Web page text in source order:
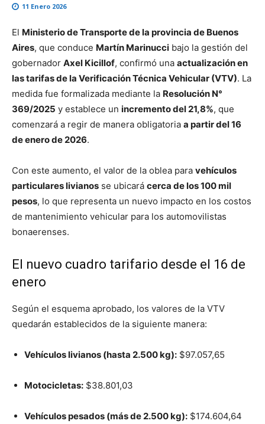
11 Enero 2026
El Ministerio de Transporte de la provincia de Buenos
Aires, que conduce Martín Marinucci bajo la gestión del
gobernador Axel Kicillof, confirmó una actualización en
las tarifas de la Verificación Técnica Vehicular (VTV). La
medida fue formalizada mediante la Resolución N°
369/2025 y establece un incremento del 21,8%, que
comenzará a regir de manera obligatoria a partir del 16
de enero de 2026.
Con este aumento, el valor de la oblea para vehículos
particulares livianos se ubicará cerca de los 100 mil
pesos, lo que representa un nuevo impacto en los costos
de mantenimiento vehicular para los automovilistas
bonaerenses.
El nuevo cuadro tarifario desde el 16 de
enero
Según el esquema aprobado, los valores de la VTV
quedarán establecidos de la siguiente manera:
Vehículos livianos (hasta 2.500 kg): $97.057,65
Motocicletas: $38.801,03
Vehículos pesados (más de 2.500 kg): $174.604,64